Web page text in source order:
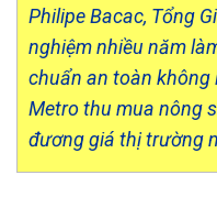
Philipe Bacac, Tổng
nghiệm nhiều năm
chuẩn an toàn không
Metro thu mua nông
đương giá thị trường